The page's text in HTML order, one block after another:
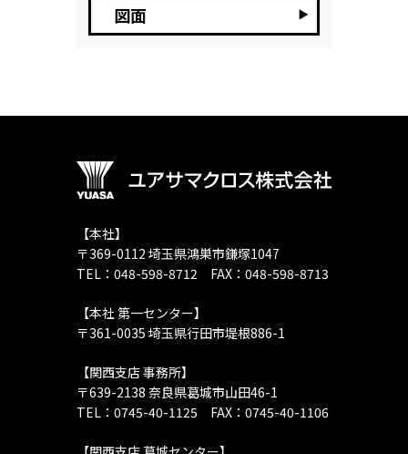
図面
【本社】
〒369-0112 埼玉県鴻巣市鎌塚1047
TEL：048-598-8712 FAX：048-598-8713
【本社 第一センター】
〒361-0035 埼玉県行田市堤根886-1
【関西支店 事務所】
〒639-2138 奈良県葛城市山田46-1
TEL：0745-40-1125 FAX：0745-40-1106